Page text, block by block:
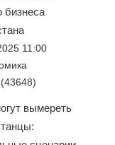
бизнеса
11:00
вымереть